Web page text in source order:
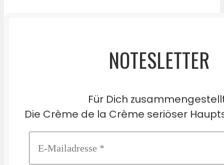
NOTESLETTER
Für Dich
Die Crème de la Crème seriöser